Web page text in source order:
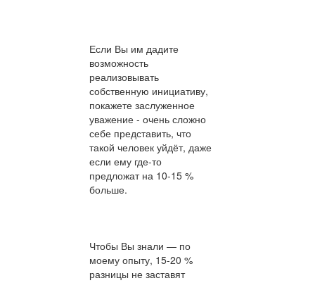
Если Вы им дадите
возможность
реализовывать
собственную инициативу,
покажете заслуженное
уважение - очень сложно
себе представить, что
такой человек уйдёт, даже
если ему где-то
предложат на 10-15 %
больше.
Чтобы Вы знали — по
моему опыту, 15-20 %
разницы не заставят